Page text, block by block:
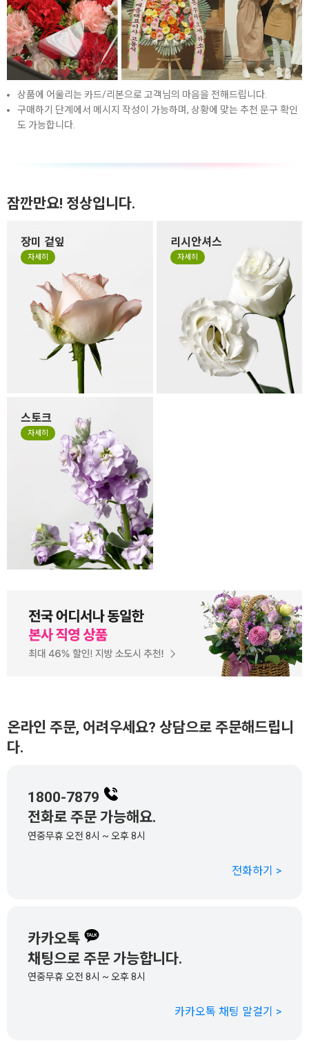
상품에 어울리는 카드/리본으로 고객님의 마음을 전해드립니다.
구매하기 단계에서 메시지 작성이 가능하며, 상황에 맞는 추천 문구 확인
도 가능합니다.
잠깐만요! 정상입니다.
장미 겉잎
자세히
장미 겉잎이 쭈글거리거나 잎
의 색이 바랜 것은 시든게 아니
라 꽃을 예쁜 형태로 싱싱하고
오랜 생명력을 유지하기 위해
떼지 않고 제작하는 경우가 있
습니다. 만일 겉잎이 보기 싫으
시면 겉잎 부분만 살짝 떼어 주
리시안셔스
자세히
리시안셔스는 꽃잎이 하늘거
리는 얇은 잎들로 구성되어 있
어서 소재 특성상 꽃 형태가 원
형이 아닌 타원형으로 눌리거
나, 봉오리 형태가 찌그러져 있
을 수 있습니다. 살아있는 꽃의
자연스런 모습이니 그 모습도
사랑해 주세요.
스토크
자세히
계절꽃 소재로 잘 사용하는 스
토크는 얇고 작은 잎들이 줄줄
이 달려 있는 꽃으로 이러한 특
성 때문에 꽃의 형태가 일정하
지 않고, 말려져 있거나 쭈글거
리며 자유로운 형태가 있는 꽃
입니다. 스토크는 말라서 시들
거나 지저분한 꽃이 아니니 오
해하지 말아주세요.
온라인 주문, 어려우세요? 상담으로 주문해드립니
다.
1800-7879
전화로 주문 가능해요.
연중무휴 오전 8시 ~ 오후 8시
전화하기 >
카카오톡
채팅으로 주문 가능합니다.
연중무휴 오전 8시 ~ 오후 8시
카카오톡 채팅 말걸기 >